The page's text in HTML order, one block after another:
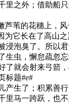
之外；借助
的花穗上，
它长在了高
泡臭了。所以
，懈怠疏忽
就会射来弓
标题#e#
了；积累善
马一跨跃，也